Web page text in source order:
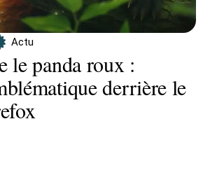
Actu
le panda roux :
derrière le